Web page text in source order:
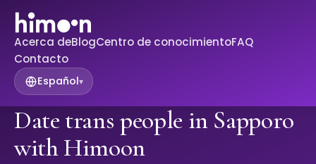
Acerca deBlogCentro de conocimientoFAQ
Contacto
Español▾
Date trans people in Sapporo
with Himoon